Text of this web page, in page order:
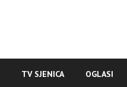
TV SJENICA OGLASI